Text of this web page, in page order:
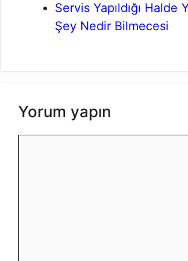
Servis Yapıldığı Halde
Şey Nedir Bilmecesi
Yorum yapın